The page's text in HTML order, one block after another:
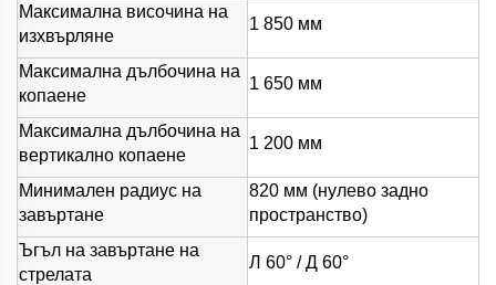
Максимална височина на
изхвърляне
1 850 мм
Максимална дълбочина на
копаене
1 650 мм
Максимална дълбочина на
вертикално копаене
1 200 мм
Минимален радиус на
завъртане
820 мм (нулево задно
пространство)
Ъгъл на завъртане на
стрелата
Л 60° / Д 60°